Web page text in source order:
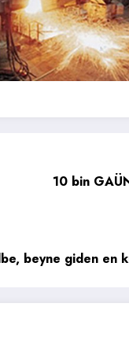
10 bin
beyne giden en